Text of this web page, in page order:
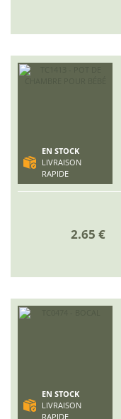
EN STOCK
LIVRAISON
RAPIDE
2.65 €
EN STOCK
LIVRAISON
RAPIDE